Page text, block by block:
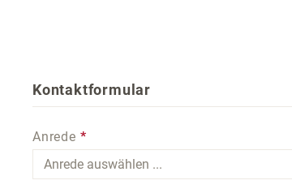
Kontaktformular
Anrede *